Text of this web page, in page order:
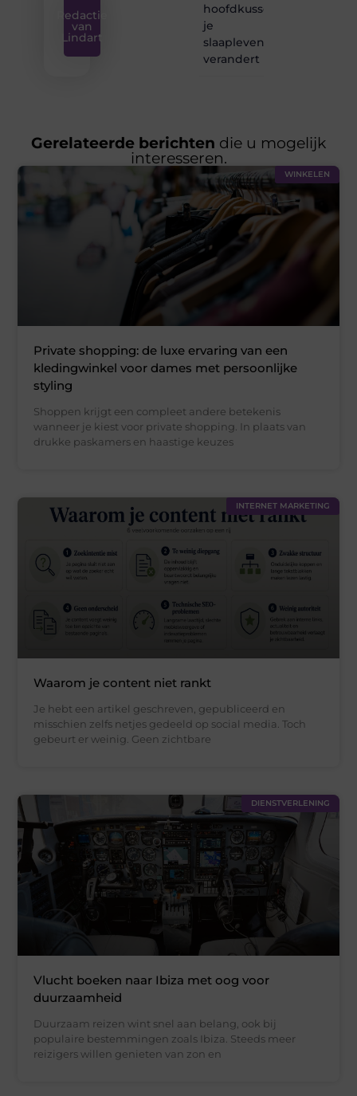
Redactie
van
Lindart
hoofdkussen
je
slaapleven
verandert
Gerelateerde berichten die u mogelijk
interesseren.
WINKELEN
Private shopping: de luxe ervaring van een
kledingwinkel voor dames met persoonlijke
styling
Shoppen krijgt een compleet andere betekenis
wanneer je kiest voor private shopping. In plaats van
drukke paskamers en haastige keuzes
INTERNET MARKETING
Waarom je content niet rankt
Je hebt een artikel geschreven, gepubliceerd en
misschien zelfs netjes gedeeld op social media. Toch
gebeurt er weinig. Geen zichtbare
DIENSTVERLENING
Vlucht boeken naar Ibiza met oog voor
duurzaamheid
Duurzaam reizen wint snel aan belang, ook bij
populaire bestemmingen zoals Ibiza. Steeds meer
reizigers willen genieten van zon en